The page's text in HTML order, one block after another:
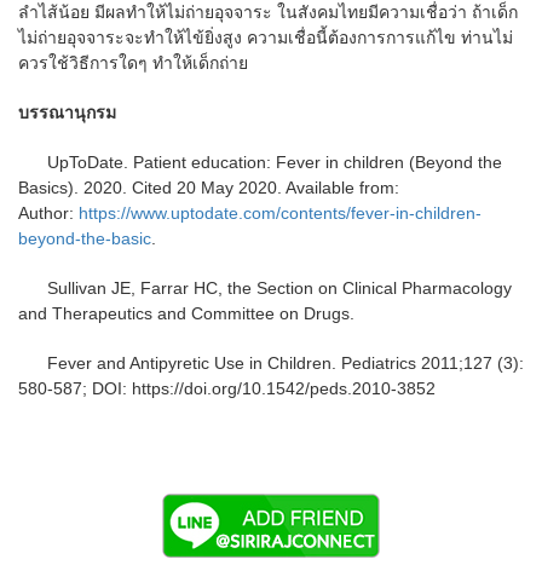
ลำไส้น้อย มีผลทำให้ไม่ถ่ายอุจจาระ ในสังคมไทยมีความเชื่อว่า ถ้าเด็ก
ไม่ถ่ายอุจจาระจะทำให้ไข้ยิ่งสูง ความเชื่อนี้ต้องการการแก้ไข ท่านไม่
ควรใช้วิธีการใดๆ ทำให้เด็กถ่าย
บรรณานุกรม
UpToDate. Patient education: Fever in children (Beyond the
Basics). 2020. Cited 20 May 2020. Available from:
Author: https://www.uptodate.com/contents/fever-in-children-
beyond-the-basic
Sullivan JE, Farrar HC, the Section on Clinical Pharmacology
and Therapeutics and Committee on Drugs.
Fever and Antipyretic Use in Children. Pediatrics 2011;127 (3):
580-587; DOI: https://doi.org/10.1542/peds.2010-3852